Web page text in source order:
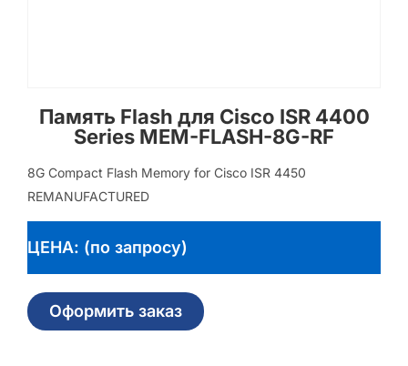
Память Flash для Cisco ISR 4400
Series MEM-FLASH-8G-RF
8G Compact Flash Memory for Cisco ISR 4450
REMANUFACTURED
ЦЕНА: (по запросу)
Оформить заказ